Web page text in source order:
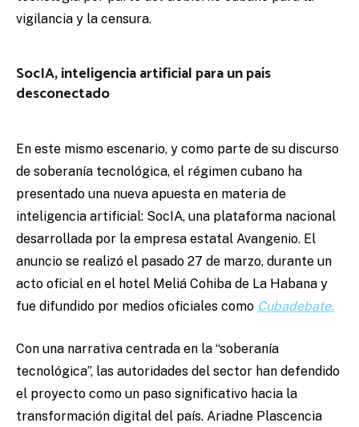
vigilancia y la censura.
SocIA, inteligencia artificial para un país
desconectado
En este mismo escenario, y como parte de su discurso
de soberanía tecnológica, el régimen cubano ha
presentado una nueva apuesta en materia de
inteligencia artificial: SocIA, una plataforma nacional
desarrollada por la empresa estatal Avangenio. El
anuncio se realizó el pasado 27 de marzo, durante un
acto oficial en el hotel Meliá Cohiba de La Habana y
fue difundido por medios oficiales como Cubadebate.
Con una narrativa centrada en la “soberanía
tecnológica”, las autoridades del sector han defendido
el proyecto como un paso significativo hacia la
transformación digital del país. Ariadne Plascencia